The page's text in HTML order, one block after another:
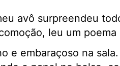
avô surpreendeu
leu um poema
e embaraçoso na